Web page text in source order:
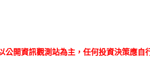
開資訊觀測站為主，任何投資決策應